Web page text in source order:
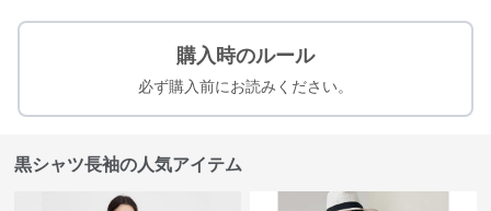
購入時のルール
必ず購入前にお読みください。
黒シャツ長袖の人気アイテム